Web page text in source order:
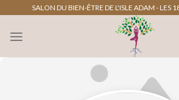
contenu
SALON DU BIEN-ÊTRE DE L'ISLE ADAM - LES